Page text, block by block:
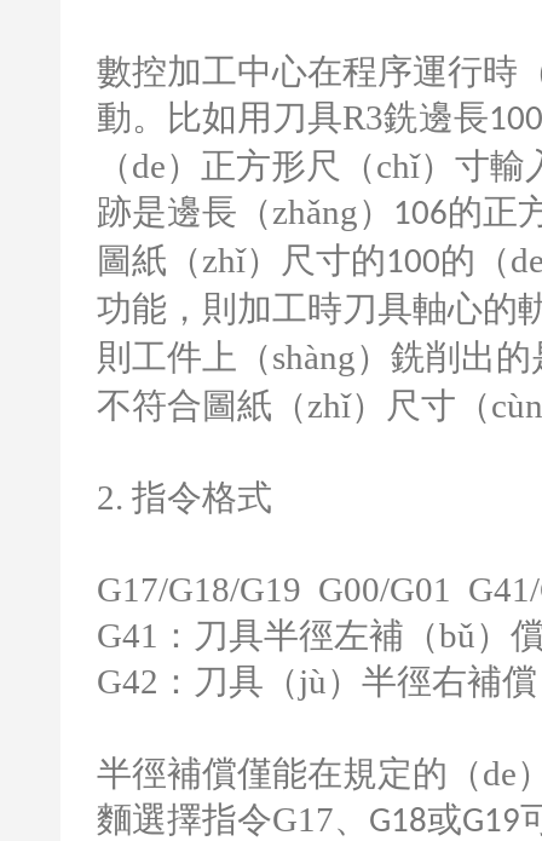
數控加工中心在程序運行時
動。比如用刀具R3銑邊長100
（de）正方形尺（chǐ）寸
跡是邊長（zhǎng）
106的正
圖紙（zhǐ）尺寸的100的（
功能，則加工時刀具軸心的
則工件上（shàng）銑削出
不符合圖紙（zhǐ）尺寸（
2. 指令格式
G17/G18/G19 G00/G01
G41
：刀具半徑左補（bǔ）
G42 ：刀具（jù）半徑右補
半徑補償僅能在規定的（de
麵選擇指令G17、 G18或G19